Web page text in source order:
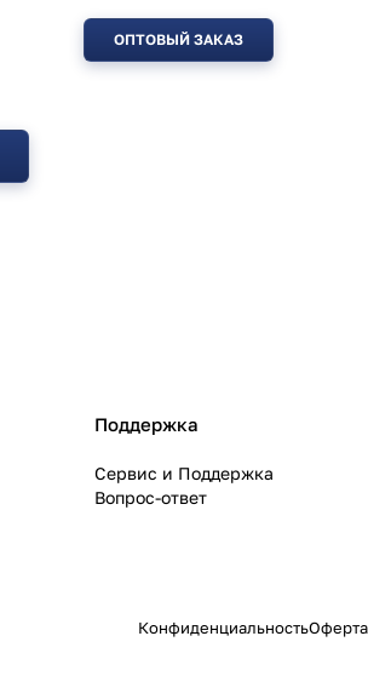
ОПТОВЫЙ ЗАКАЗ
Поддержка
Сервис и Поддержка
Вопрос-ответ
КонфиденциальностьОферта